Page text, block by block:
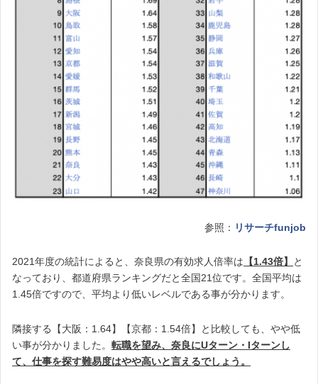
参照： リサーチfunjob
2021年度の統計によると、奈良県の有効求人倍率は 【1.43倍】
と
なっており、都道府県ランキングだと全国21位です。全国平均は
1.45倍ですので、平均より低いレベルである事が分かります。
隣接する【大阪：1.64】【京都：1.54倍】と比較しても、やや低
い事が分かりました。 転職を望み、奈良にUターン・Iターンし
て、仕事を探す難易度はやや高いと言えるでしょう。